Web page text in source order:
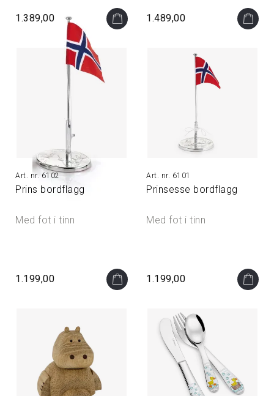
1.389,00 1.489,00
6102
Prins bordflagg
Med fot i tinn
1.199,00
6101
Prinsesse bordflagg
Med fot i tinn
1.199,00